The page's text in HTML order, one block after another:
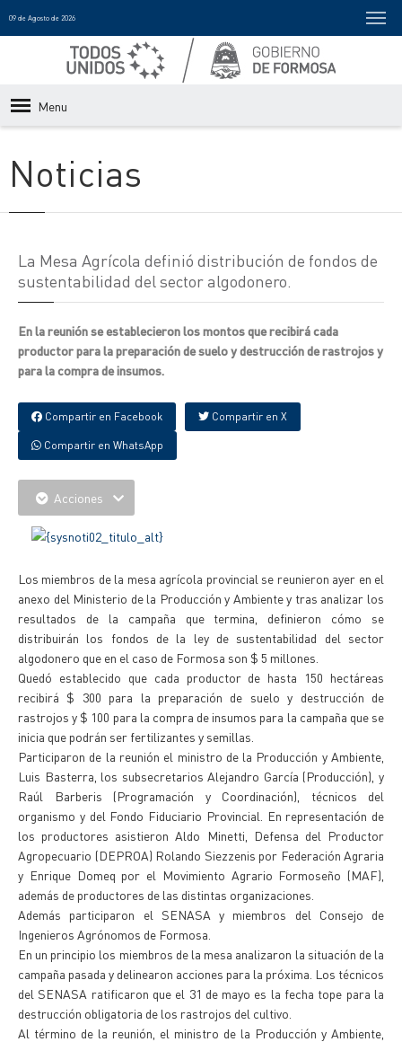
09 de Agosto de 2026
Menu
Noticias
La Mesa Agrícola definió distribución de fondos de
sustentabilidad del sector algodonero.
En la reunión se establecieron los montos que recibirá cada
productor para la preparación de suelo y destrucción de rastrojos y
para la compra de insumos.
Compartir en Facebook Compartir en X
Compartir en WhatsApp
Acciones
Los miembros de la mesa agrícola provincial se reunieron ayer en el
anexo del Ministerio de la Producción y Ambiente y tras analizar los
resultados de la campaña que termina, definieron cómo se
distribuirán los fondos de la ley de sustentabilidad del sector
algodonero que en el caso de Formosa son $ 5 millones.
Quedó establecido que cada productor de hasta 150 hectáreas
recibirá $ 300 para la preparación de suelo y destrucción de
rastrojos y $ 100 para la compra de insumos para la campaña que se
inicia que podrán ser fertilizantes y semillas.
Participaron de la reunión el ministro de la Producción y Ambiente,
Luis Basterra, los subsecretarios Alejandro García (Producción), y
Raúl Barberis (Programación y Coordinación), técnicos del
organismo y del Fondo Fiduciario Provincial. En representación de
los productores asistieron Aldo Minetti, Defensa del Productor
Agropecuario (DEPROA) Rolando Siezzenis por Federación Agraria
y Enrique Domeq por el Movimiento Agrario Formoseño (MAF),
además de productores de las distintas organizaciones.
Además participaron el SENASA y miembros del Consejo de
Ingenieros Agrónomos de Formosa.
En un principio los miembros de la mesa analizaron la situación de la
campaña pasada y delinearon acciones para la próxima. Los técnicos
del SENASA ratificaron que el 31 de mayo es la fecha tope para la
destrucción obligatoria de los rastrojos del cultivo.
Al término de la reunión, el ministro de la Producción y Ambiente,